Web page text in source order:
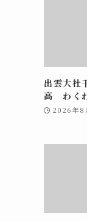
出雲大
高 わく
2026年8